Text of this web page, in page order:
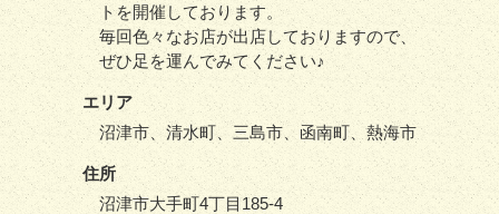
トを開催しております。
毎回色々なお店が出店しておりますので、
ぜひ足を運んでみてください♪
エリア
沼津市、清水町、三島市、函南町、熱海市
住所
沼津市大手町4丁目185-4